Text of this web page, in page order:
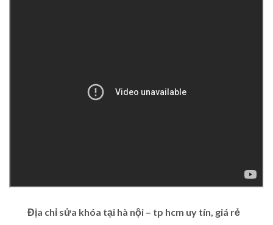
Địa chỉ sửa khóa tại hà nội – tp hcm uy tín, giá rẻ